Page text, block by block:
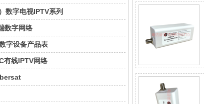
数字电视IPTV系列
数字网络
字设备产品表
有线IPTV网络